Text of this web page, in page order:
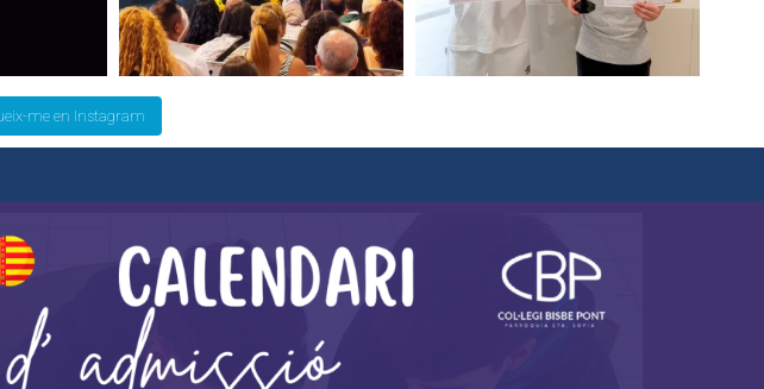
me en Instagram